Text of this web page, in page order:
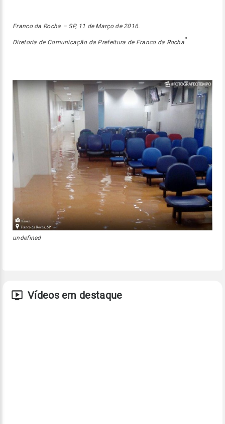
Franco da Rocha – SP, 11 de Março de 2016.
Diretoria de Comunicação da Prefeitura de Franco da Rocha"
undefined
Vídeos em destaque